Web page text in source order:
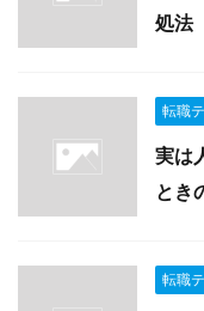
処法
転職
実は
とき
転職